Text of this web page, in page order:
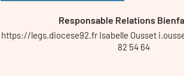
Responsable Relations
https://legs.diocese92.fr Isabelle Ousset
82 54 64